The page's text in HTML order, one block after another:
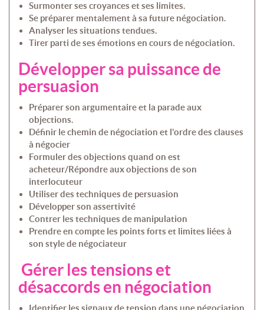
Surmonter ses croyances et ses limites.
Se préparer mentalement à sa future négociation.
Analyser les situations tendues.
Tirer parti de ses émotions en cours de négociation.
Développer sa puissance de
persuasion
Préparer son argumentaire et la parade aux
objections.
Définir le chemin de négociation et l'ordre des clauses
à négocier
Formuler des objections quand on est
acheteur/Répondre aux objections de son
interlocuteur
Utiliser des techniques de persuasion
Développer son assertivité
Contrer les techniques de manipulation
Prendre en compte les points forts et limites liées à
son style de négociateur
Gérer les tensions et
désaccords en négociation